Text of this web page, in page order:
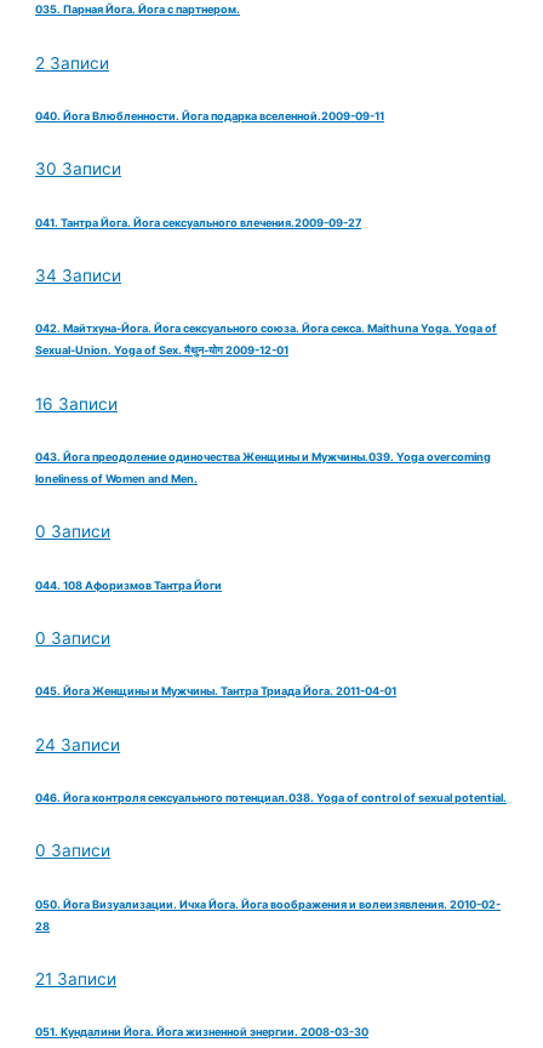
035. Парная Йога. Йога с партнером.
2 Записи
040. Йога Влюбленности. Йога подарка вселенной.2009-09-11
30 Записи
041. Тантра Йога. Йога сексуального влечения.2009-09-27
34 Записи
042. Майтхуна-Йога. Йога сексуального союза. Йога секса. Maithuna Yoga. Yoga of
Sexual-Union. Yoga of Sex. मैथुन-योग 2009-12-01
16 Записи
043. Йога преодоление одиночества Женщины и Мужчины.039. Yoga overcoming
loneliness of Women and Men.
0 Записи
044. 108 Афоризмов Тантра Йоги
0 Записи
045. Йога Женщины и Мужчины. Тантра Триада Йога. 2011-04-01
24 Записи
046. Йога контроля сексуального потенциал.038. Yoga of control of sexual potential.
0 Записи
050. Йога Визуализации. Ичха Йога. Йога воображения и волеизявления. 2010-02-
28
21 Записи
051. Кундалини Йога. Йога жизненной энергии. 2008-03-30